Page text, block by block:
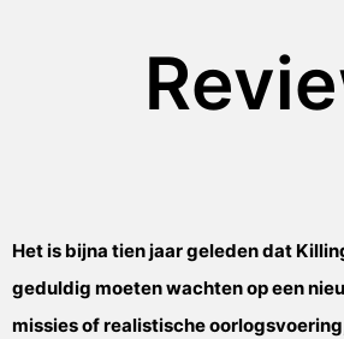
Het is bijna tien jaar geleden dat
geduldig moeten wachten op een
missies of realistische